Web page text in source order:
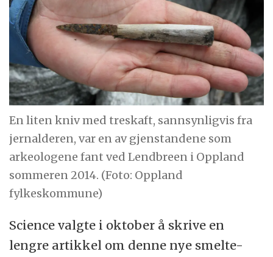
En liten kniv med treskaft, sannsynligvis fra
jernalderen, var en av gjenstandene som
arkeologene fant ved Lendbreen i Oppland
sommeren 2014. (Foto: Oppland
fylkeskommune)
Science valgte i oktober å skrive en
lengre artikkel om denne nye smelte-